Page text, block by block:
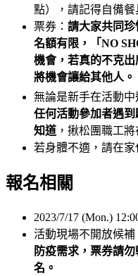
點），請記得自備餐
票券： 請大家共同
名額有限，「NO
機會，若真的不克
將機會讓給其他人。
無論是新手在活動
任何活動參加者遇
知道 ，揪松團職工
若身體不適，請在家
報名相關
2023/7/17 (Mon.)
活動現場不開放候補
防疫需求，票券請
名。